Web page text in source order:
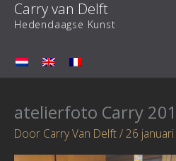
naar
inhoud
Carry van Delft
Hedendaagse Kunst
atelierfoto Carry
Door Carry Van Delft/26